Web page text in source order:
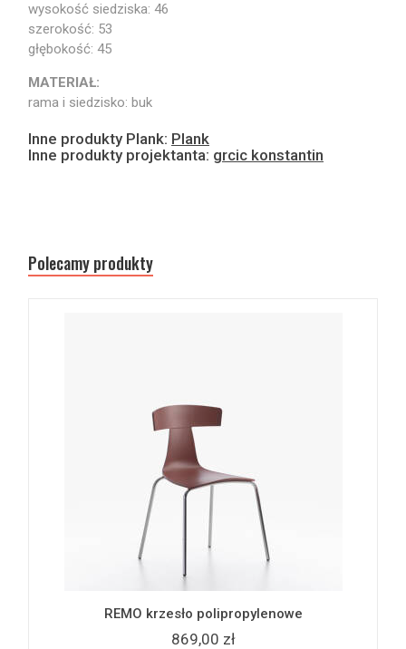
wysokość siedziska: 46
szerokość: 53
głębokość: 45
MATERIAŁ:
rama i siedzisko: buk
Inne produkty Plank: Plank
Inne produkty projektanta: grcic konstantin
Polecamy produkty
REMO krzesło polipropylenowe
869,00 zł